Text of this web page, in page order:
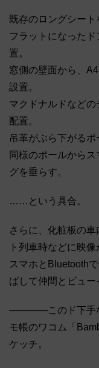
既存のロングシート
フラットになった
置。
窓側の壁面から、
設置。
マクドナルドなど
配置。
吊革がぶら下がるポ
同様のポールから
グを垂らす。
……という具合。
さらに、化粧板の
ト列車時などに映像
スマホとBluetooth
ばして仲間とビュー
――――このド下手な
モ帳のワコム「
ケッチ。